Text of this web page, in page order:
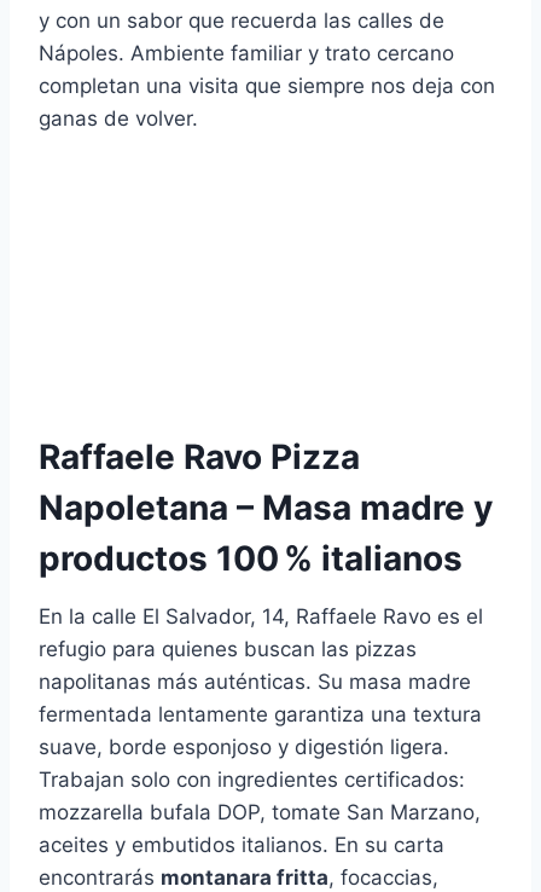
y con un sabor que recuerda las calles de
Nápoles. Ambiente familiar y trato cercano
completan una visita que siempre nos deja con
ganas de volver.
Raffaele Ravo Pizza
Napoletana – Masa madre y
productos 100 % italianos
En la calle El Salvador, 14, Raffaele Ravo es el
refugio para quienes buscan las pizzas
napolitanas más auténticas. Su masa madre
fermentada lentamente garantiza una textura
suave, borde esponjoso y digestión ligera.
Trabajan solo con ingredientes certificados:
mozzarella bufala DOP, tomate San Marzano,
aceites y embutidos italianos. En su carta
encontrarás montanara fritta, focaccias,